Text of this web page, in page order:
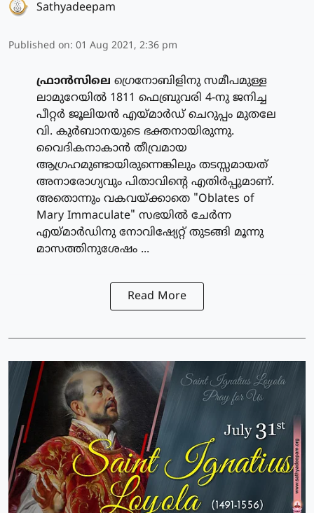
Sathyadeepam
Published on: 01 Aug 2021, 2:36 pm
ഫ്രാന്‍സിലെ ഗ്രെനോബിളിനു സമീപമുള്ള
ലാമുറേയില്‍ 1811 ഫെബ്രുവരി 4-നു ജനിച്ച
പീറ്റര്‍ ജൂലിയന്‍ എയ്മാര്‍ഡ് ചെറുപ്പം മുതലേ
വി. കുര്‍ബാനയുടെ ഭക്തനായിരുന്നു.
വൈദികനാകാന്‍ തീവ്രമായ
ആഗ്രഹമുണ്ടായിരുന്നെങ്കിലും തടസ്സമായത്
അനാരോഗ്യവും പിതാവിന്റെ എതിര്‍പ്പുമാണ്.
അതൊന്നും വകവയ്ക്കാതെ "Oblates of
Mary Immaculate" സഭയില്‍ ചേര്‍ന്ന
എയ്മാര്‍ഡിനു നോവിഷ്യേറ്റ് തുടങ്ങി മൂന്നു
മാസത്തിനുശേഷം ...
Read More